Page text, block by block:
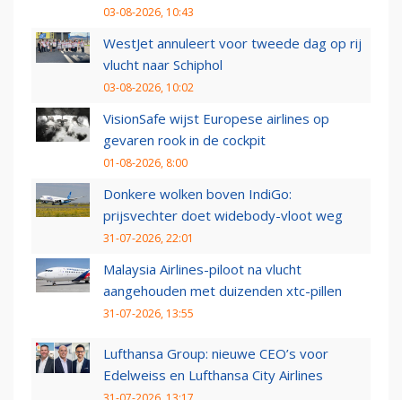
03-08-2026, 10:43
WestJet annuleert voor tweede dag op rij
vlucht naar Schiphol
03-08-2026, 10:02
VisionSafe wijst Europese airlines op
gevaren rook in de cockpit
01-08-2026, 8:00
Donkere wolken boven IndiGo:
prijsvechter doet widebody-vloot weg
31-07-2026, 22:01
Malaysia Airlines-piloot na vlucht
aangehouden met duizenden xtc-pillen
31-07-2026, 13:55
Lufthansa Group: nieuwe CEO’s voor
Edelweiss en Lufthansa City Airlines